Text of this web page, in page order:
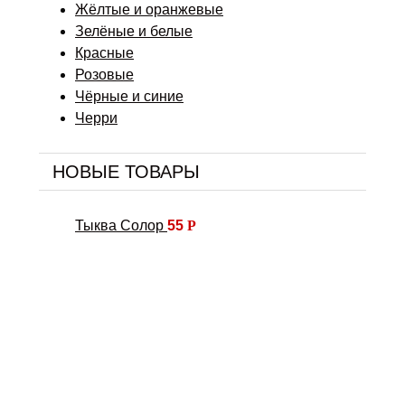
Жёлтые и оранжевые
Зелёные и белые
Красные
Розовые
Чёрные и синие
Черри
НОВЫЕ ТОВАРЫ
Тыква Солор 55 Р